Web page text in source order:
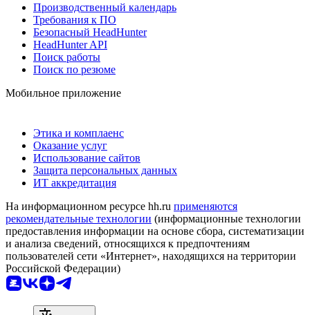
Производственный календарь
Требования к ПО
Безопасный HeadHunter
HeadHunter API
Поиск работы
Поиск по резюме
Мобильное приложение
Этика и комплаенс
Оказание услуг
Использование сайтов
Защита персональных данных
ИТ аккредитация
На информационном ресурсе hh.ru применяются
рекомендательные технологии (информационные технологии
предоставления информации на основе сбора, систематизации
и анализа сведений, относящихся к предпочтениям
пользователей сети «Интернет», находящихся на территории
Российской Федерации)